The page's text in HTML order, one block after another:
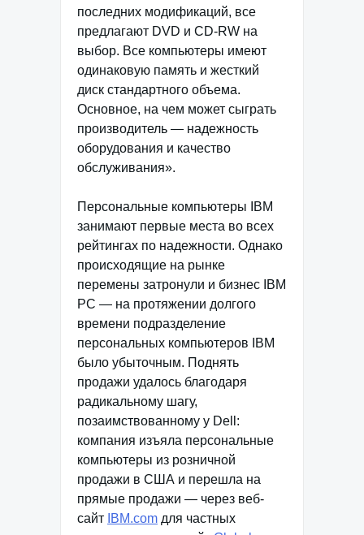
последних модификаций, все
предлагают DVD и CD-RW на
выбор. Все компьютеры имеют
одинаковую память и жесткий
диск стандартного объема.
Основное, на чем может сыграть
производитель — надежность
оборудования и качество
обслуживания».
Персональные компьютеры IBM
занимают первые места во всех
рейтингах по надежности. Однако
происходящие на рынке
перемены затронули и бизнес IBM
РС — на протяжении долгого
времени подразделение
персональных компьютеров IBM
было убыточным. Поднять
продажи удалось благодаря
радикальному шагу,
позаимствованному у Dell:
компания изъяла персональные
компьютеры из розничной
продажи в США и перешла на
прямые продажи — через веб-
сайт IBM.com для частных